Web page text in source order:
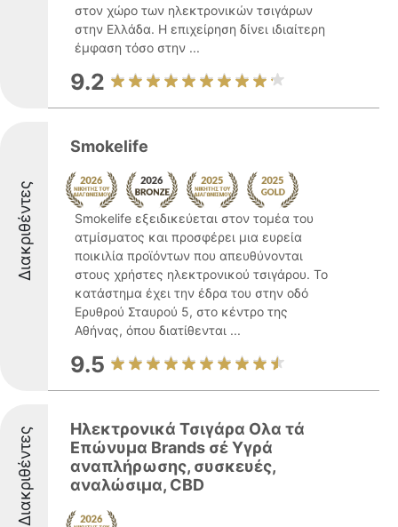
στον χώρο των ηλεκτρονικών τσιγάρων
στην Ελλάδα. Η επιχείρηση δίνει ιδιαίτερη
έμφαση τόσο στην ...
9.2
Διακριθέντες
Smokelife
Smokelife εξειδικεύεται στον τομέα του
ατμίσματος και προσφέρει μια ευρεία
ποικιλία προϊόντων που απευθύνονται
στους χρήστες ηλεκτρονικού τσιγάρου. Το
κατάστημα έχει την έδρα του στην οδό
Ερυθρού Σταυρού 5, στο κέντρο της
Αθήνας, όπου διατίθενται ...
9.5
Διακριθέντες
Ηλεκτρονικά Τσιγάρα Ολα τά
Επώνυμα Brands σέ Υγρά
αναπλήρωσης, συσκευές,
αναλώσιμα, CBD